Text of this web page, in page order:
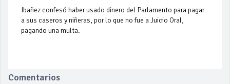
Ibañez confesó haber usado dinero del Parlamento para pagar
a sus caseros y niñeras, por lo que no fue a Juicio Oral,
pagando una multa.
Comentarios